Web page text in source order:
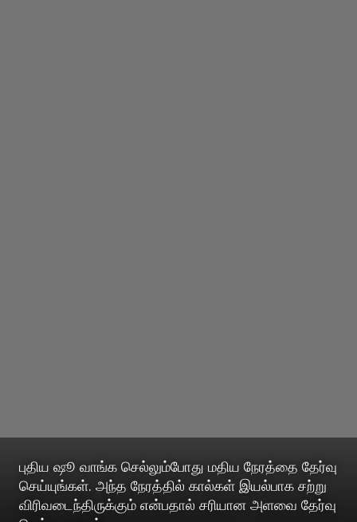
புதிய ஷூ வாங்க செல்லும்போது மதிய நேரத்தை தேர்வு
செய்யுங்கள். அந்த நேரத்தில் கால்கள் இயல்பாக சற்று
விரிவடைந்திருக்கும் என்பதால் சரியான அளவை தேர்வு